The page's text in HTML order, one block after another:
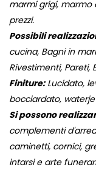
marmi grigi, marmo
prezzi.
Possibili
cucina, Bagni in
Rivestimenti, Pareti,
Finiture:Lucidato,
bocciardato,
Si possono
complementi
caminetti, cornici,
intarsi e arte